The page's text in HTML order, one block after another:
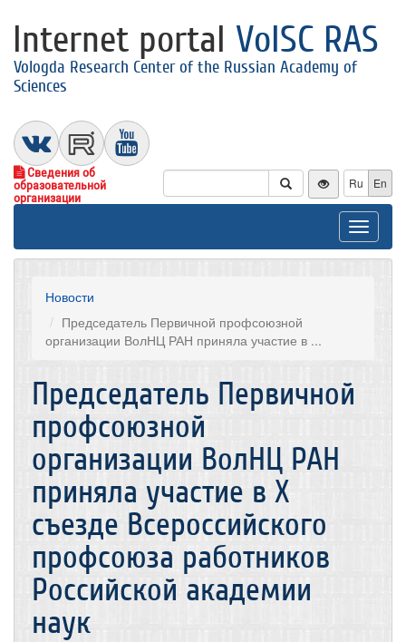
Internet portal VolSC RAS
Vologda Research Center of the Russian Academy of
Sciences
Сведения об
образовательной
организации
Ru En
Toggle
Новости
Председатель Первичной профсоюзной
организации ВолНЦ РАН приняла участие в ...
Председатель Первичной
профсоюзной
организации ВолНЦ РАН
приняла участие в X
съезде Всероссийского
профсоюза работников
Российской академии
наук